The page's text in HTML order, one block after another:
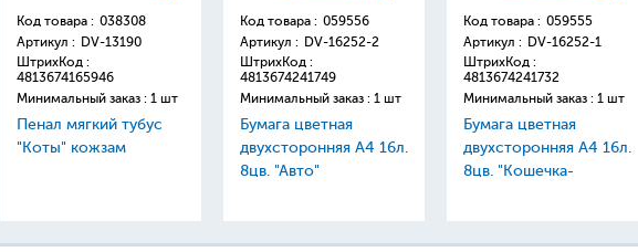
Код товара : 038308
Артикул : DV-13190
ШтрихКод :
4813674165946
Минимальный заказ : 1 шт
Пенал мягкий тубус
"Коты" кожзам
Код товара : 059556
Артикул : DV-16252-2
ШтрихКод :
4813674241749
Минимальный заказ : 1 шт
Бумага цветная
двухсторонняя А4 16л.
8цв. "Авто"
Код товара : 059555
Артикул : DV-16252-1
ШтрихКод :
4813674241732
Минимальный заказ : 1 шт
Бумага цветная
двухсторонняя А4 16л.
8цв. "Кошечка-